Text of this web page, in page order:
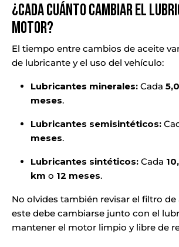
¿Cada Cuánto Cambiar el
Motor?
El tiempo entre cambios de aceite
de lubricante y el uso del vehículo:
Lubricantes minerales: Cada
meses.
Lubricantes semisintéticos:
meses.
Lubricantes sintéticos: Cada
km o 12 meses.
No olvides también revisar el filtro de
este debe cambiarse junto con el
mantener el motor limpio y libre de